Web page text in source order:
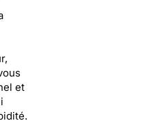
et